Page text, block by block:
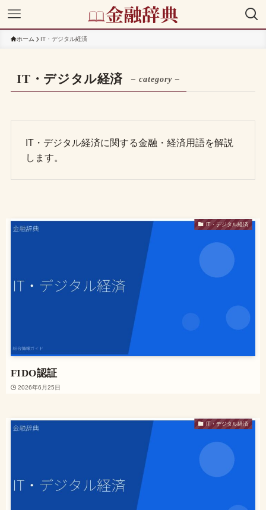
ホーム IT・デジタル経済
IT・デジタル経済 – category –
IT・デジタル経済に関する金融・経済用語を解説
します。
IT・デジタル経済
FIDO認証
2026年6月25日
IT・デジタル経済